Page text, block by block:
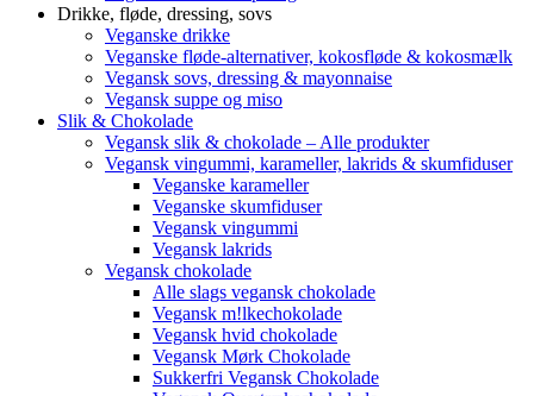
Drikke, fløde, dressing, sovs
Veganske drikke
Veganske fløde-alternativer, kokosfløde & kokosmælk
Vegansk sovs, dressing & mayonnaise
Vegansk suppe og miso
Slik & Chokolade
Vegansk slik & chokolade – Alle produkter
Vegansk vingummi, karameller, lakrids & skumfiduser
Veganske karameller
Veganske skumfiduser
Vegansk vingummi
Vegansk lakrids
Vegansk chokolade
Alle slags vegansk chokolade
Vegansk m!lkechokolade
Vegansk hvid chokolade
Vegansk Mørk Chokolade
Sukkerfri Vegansk Chokolade